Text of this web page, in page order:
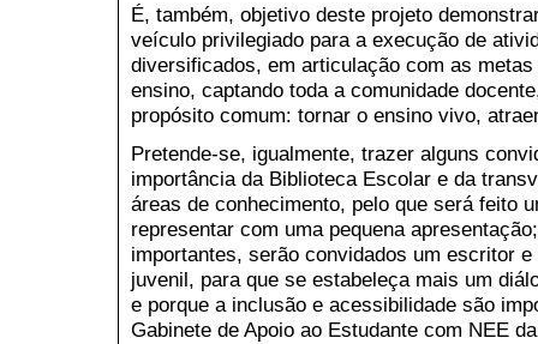
É, também, objetivo deste projeto
veículo privilegiado para a execução de
diversificados, em articulação com as
ensino, captando toda a comunidade
propósito comum: tornar o ensino vivo,
Pretende-se, igualmente, trazer alguns
importância da Biblioteca Escolar e da
áreas de conhecimento, pelo que será feito
representar com uma pequena
importantes, serão convidados um escritor
juvenil, para que se estabeleça mais um
e porque a inclusão e acessibilidade são
Gabinete de Apoio ao Estudante com NEE